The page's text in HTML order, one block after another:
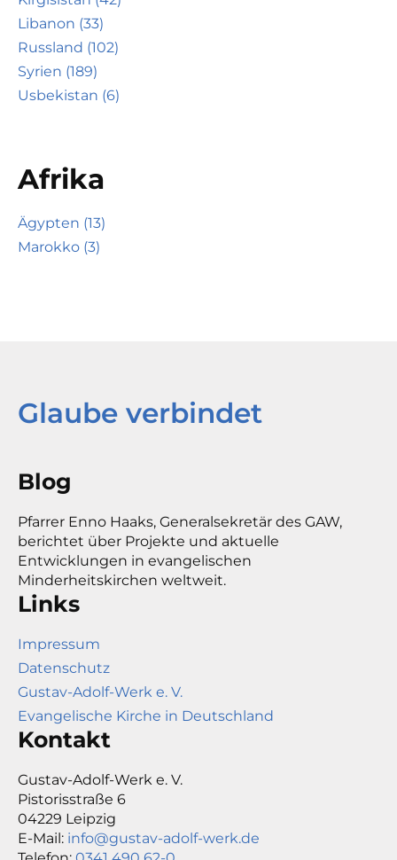
Libanon (33)
Russland (102)
Syrien (189)
Usbekistan (6)
Afrika
Ägypten (13)
Marokko (3)
Glaube verbindet
Blog
Pfarrer Enno Haaks, Generalsekretär des GAW,
berichtet über Projekte und aktuelle
Entwicklungen in evangelischen
Minderheitskirchen weltweit.
Links
Impressum
Datenschutz
Gustav-Adolf-Werk e. V.
Evangelische Kirche in Deutschland
Kontakt
Gustav-Adolf-Werk e. V.
Pistorisstraße 6
04229 Leipzig
E-Mail: info@gustav-adolf-werk.de